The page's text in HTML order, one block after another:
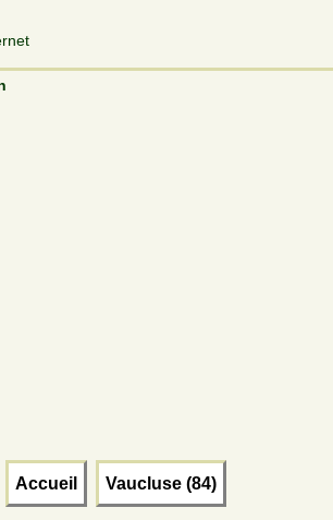
Accueil Vaucluse (84)